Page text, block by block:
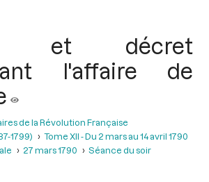
et décret
l'affaire de
de la Révolution Française
1799)
Tome XII - Du 2 mars au 14 avril 1790
27 mars 1790 Séance du soir